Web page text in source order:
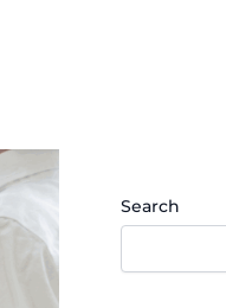
Search